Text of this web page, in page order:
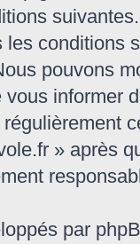
les conditions
pouvons
informer
» après
par